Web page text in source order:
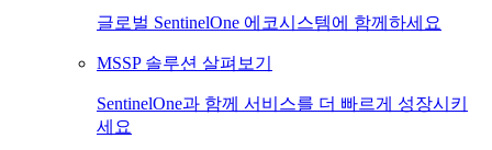
글로벌 SentinelOne 에코시스템에 함께하세요
MSSP 솔루션 살펴보기
SentinelOne과 함께 서비스를 더 빠르게 성장시키
세요